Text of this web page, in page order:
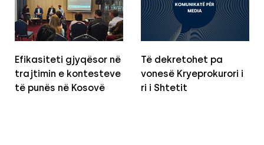
Efikasiteti gjyqësor në
trajtimin e kontesteve
të punës në Kosovë
Të dekretohet pa
vonesë Kryeprokurori i
ri i Shtetit